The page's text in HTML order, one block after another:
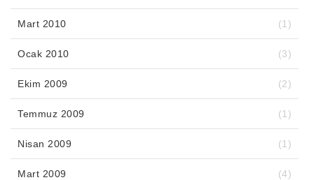
Mart 2010 (1)
Ocak 2010 (3)
Ekim 2009 (2)
Temmuz 2009 (1)
Nisan 2009 (1)
Mart 2009 (4)